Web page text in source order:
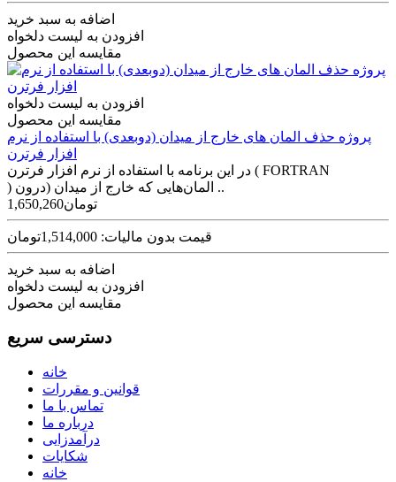
اضافه به سبد خرید
افزودن به لیست دلخواه
مقایسه این محصول
افزودن به لیست دلخواه
مقایسه این محصول
پروژه حذف المان های خارج از میدان (دوبعدی) با استفاده از نرم
افزار فرترن
در این برنامه با استفاده از نرم افزار فرترن ( FORTRAN
) المان‌هایی که خارج از میدان (درون ..
1,650,260تومان
قیمت بدون مالیات: 1,514,000تومان
اضافه به سبد خرید
افزودن به لیست دلخواه
مقایسه این محصول
دسترسی سریع
خانه
قوانین و مقررات
تماس با ما
درباره ما
درآمدزایی
شکایات
خانه